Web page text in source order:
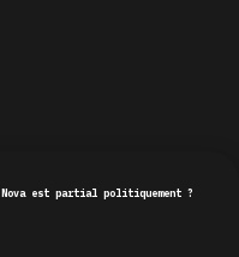
Nova est partial politiquement ?